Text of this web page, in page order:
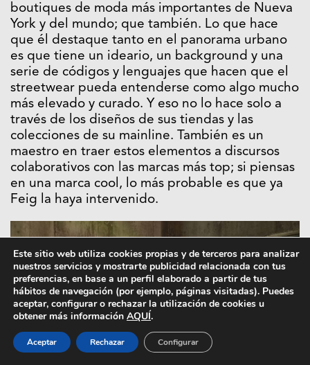
boutiques de moda más importantes de Nueva
York y del mundo; que también. Lo que hace
que él destaque tanto en el panorama urbano
es que tiene un ideario, un background y una
serie de códigos y lenguajes que hacen que el
streetwear pueda entenderse como algo mucho
más elevado y curado. Y eso no lo hace solo a
través de los diseños de sus tiendas y las
colecciones de su mainline. También es un
maestro en traer estos elementos a discursos
colaborativos con las marcas más top; si piensas
en una marca cool, lo más probable es que ya
Feig la haya intervenido.
Este sitio web utiliza cookies propias y de terceros para analizar
nuestros servicios y mostrarte publicidad relacionada con tus
preferencias, en base a un perfil elaborado a partir de tus
hábitos de navegación (por ejemplo, páginas visitadas). Puedes
aceptar, configurar o rechazar la utilización de cookies u
obtener más información AQUÍ.
Aceptar Rechazar Configurar